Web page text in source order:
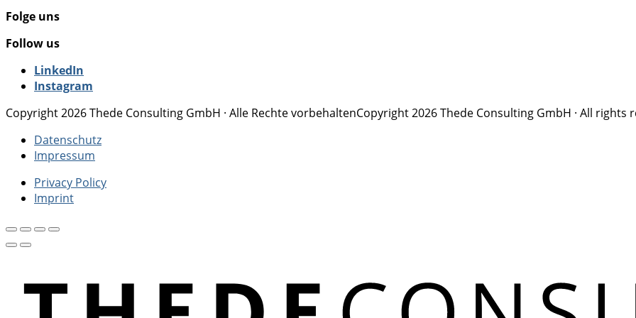
Folge uns
Follow us
LinkedIn
Instagram
Copyright 2026 Thede Consulting GmbH · Alle Rechte vorbehaltenCopyright 2026 Thede Consulting GmbH · All rights
Datenschutz
Impressum
Privacy Policy
Imprint